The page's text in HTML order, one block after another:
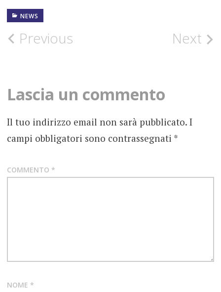
NEWS
BAGANA
CLUB DI
MILANO
UNPLUGGED
NEWS
RITMO
TRIBALE
Post
Previous Next
Lascia un commento
Il tuo indirizzo email non sarà pubblicato. I
campi obbligatori sono contrassegnati *
COMMENTO *
NOME *